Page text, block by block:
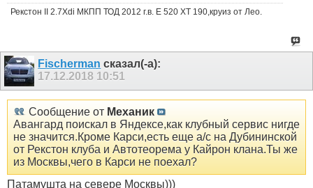
Рекстон II 2.7Xdi МКПП ТОД 2012 г.в. Е 520 ХТ 190,круиз от Лео.
Fischerman сказал(-а):
17.12.2018 10:51
Сообщение от Механик
Авангард поискал в Яндексе,как клубный сервис нигде
не значится.Кроме Карси,есть еще а/с на Дубининской
от Рекстон клуба и Автотеорема у Кайрон клана.Ты же
из Москвы,чего в Карси не поехал?
Патамушта на севере Москвы)))